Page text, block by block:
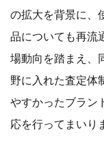
の拡大を背景に、
品についても再流
場動向を踏まえ、
野に入れた査定体
やすかったブラン
応を行ってまいり